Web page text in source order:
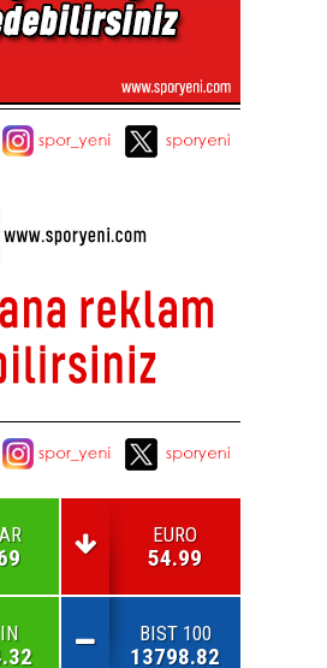
EURO
54.99
BIST 100
13798.82